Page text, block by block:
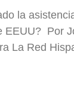
la
EEUU? Por
La Red